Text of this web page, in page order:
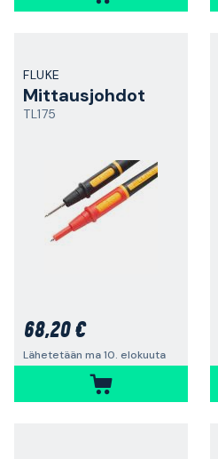
FLUKE
Mittausjohdot
TL175
68,20 €
Lähetetään ma 10. elokuuta